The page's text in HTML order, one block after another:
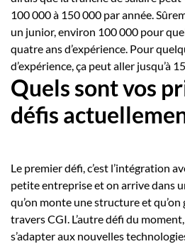
100 000 à 150 000 par année.
un junior, environ 100 000 pour
quatre ans d’expérience. Pour
d’expérience, ça peut aller jusqu’à
Quels sont vos
défis
Le premier défi, c’est l’intégration
petite entreprise et on arrive dans
qu’on monte une structure et qu’on
travers CGI. L’autre défi du
s’adapter aux nouvelles